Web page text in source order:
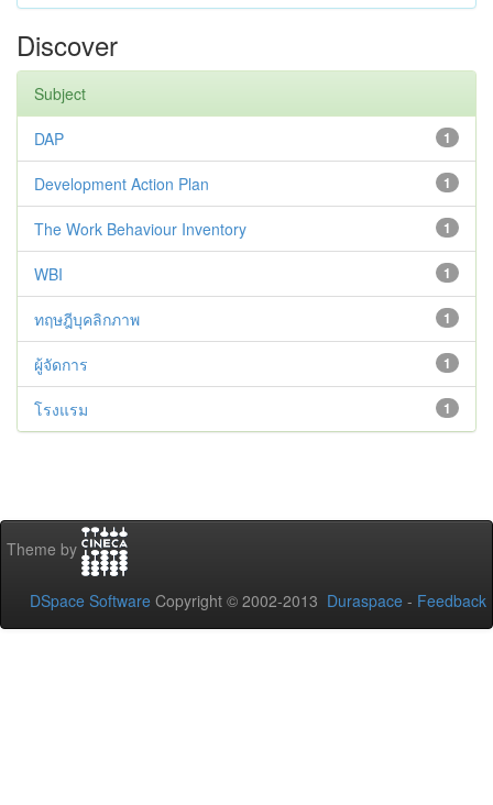
Discover
Subject
1
DAP
1
Development Action Plan
1
The Work Behaviour Inventory
1
WBI
1
ทฤษฎีบุคลิกภาพ
1
ผู้จัดการ
1
โรงแรม
Theme by
DSpace Software Copyright © 2002-2013 Duraspace - Feedback